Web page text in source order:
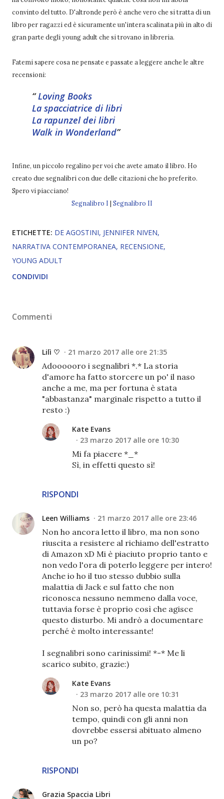
convinto del tutto. D'altronde però è anche vero che si tratta di un
libro per ragazzi ed è sicuramente un'intera scalinata più in alto di
gran parte degli young adult che si trovano in libreria.
Fatemi sapere cosa ne pensate e passate a leggere anche le altre
recensioni:
Loving Books
La spacciatrice di libri
La rapunzel dei libri
Walk in Wonderland
Infine, un piccolo regalino per voi che avete amato il libro. Ho
creato due segnalibri con due delle citazioni che ho preferito.
Spero vi piacciano!
Segnalibro I | Segnalibro II
ETICHETTE: DE AGOSTINI JENNIFER NIVEN
NARRATIVA CONTEMPORANEA RECENSIONE
YOUNG ADULT
CONDIVIDI
Commenti
Lilì ♡ 21 marzo 2017 alle ore 21:35
Adoooooro i segnalibri *.* La storia
d'amore ha fatto storcere un po' il naso
anche a me, ma per fortuna è stata
"abbastanza" marginale rispetto a tutto il
resto :)
RISPONDI
Kate Evans
23 marzo 2017 alle ore 10:30
Mi fa piacere *_*
Sì, in effetti questo sì!
Leen Williams 21 marzo 2017 alle ore 23:46
Non ho ancora letto il libro, ma non sono
riuscita a resistere al richiamo dell'estratto
di Amazon xD Mi è piaciuto proprio tanto e
non vedo l'ora di poterlo leggere per intero!
Anche io ho il tuo stesso dubbio sulla
malattia di Jack e sul fatto che non
riconosca nessuno nemmeno dalla voce,
tuttavia forse è proprio così che agisce
questo disturbo. Mi andrò a documentare
perché è molto interessante!
I segnalibri sono carinissimi! *-* Me li
scarico subito, grazie:)
RISPONDI
Kate Evans
23 marzo 2017 alle ore 10:31
Non so, però ha questa malattia da
tempo, quindi con gli anni non
dovrebbe essersi abituato almeno
un po?
Grazia Spaccia Libri